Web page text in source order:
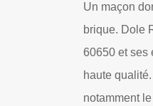
Un maçon
brique. Dole
60650 et ses
haute
notamment